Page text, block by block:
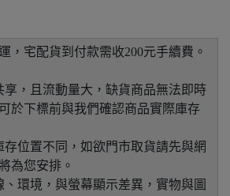
，宅配貨到付款需收200元手續費。
享，且流動量大，缺貨商品無法即時
於下標前與我們確認商品實際庫存
存位置不同，如欲門市取貨請先與網
為您安排。
、環境，與螢幕顯示差異，實物與圖